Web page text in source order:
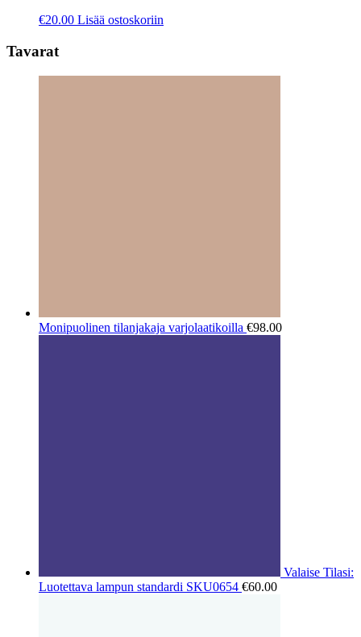
€20.00 Lisää ostoskoriin
Tavarat
Monipuolinen tilanjakaja varjolaatikoilla €98.00
Valaise Tilasi:
Luotettava lampun standardi SKU0654 €60.00